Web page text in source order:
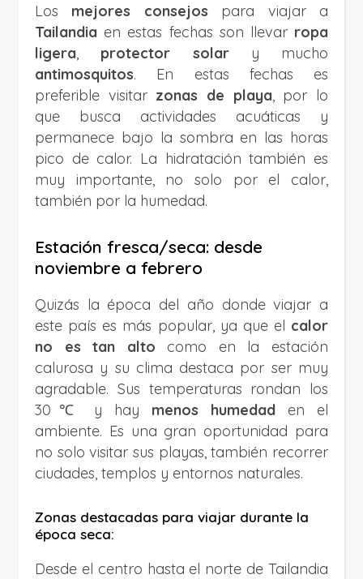
Los mejores consejos para viajar a
Tailandia en estas fechas son llevar ropa
ligera
protector solary mucho
antimosquitos. En estas fechas es
preferible visitar zonas de playa, por lo
que busca actividades acuáticas y
permanece bajo la sombra en las horas
pico de calor. La hidratación también es
muy importante, no solo por el calor,
también por la humedad.
Estación fresca/seca: desde
noviembre a febrero
Quizás la época del año donde viajar a
este país es más popular, ya que el calor
no es tan alto como en la estación
calurosa y su clima destaca por ser muy
agradable. Sus temperaturas rondan los
30℃ y hay menos humedad en el
ambiente. Es una gran oportunidad para
no solo visitar sus playas, también recorrer
ciudades, templos y entornos naturales.
Zonas destacadas para viajar durante la
época seca:
Desde el centro hasta el norte de Tailandia